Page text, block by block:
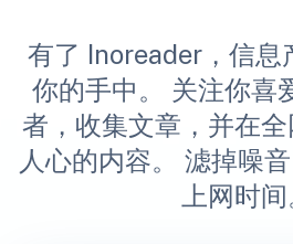
有了 Inoreader，信息
你的手中。 关注你喜
者，收集文章，并在
人心的内容。 滤掉噪
上网时间